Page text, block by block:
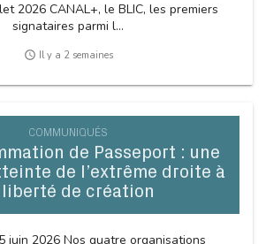
2026 CANAL+, le BLIC, les premiers
signataires parmi l...
access_time Il y a 2 semaines
COMMUNIQUÉS
de Passeport : une
de l’extrême droite à
liberté de création
juin 2026 Nos quatre organisations